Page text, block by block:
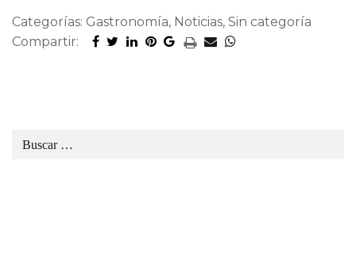
Categorías: Gastronomía, Noticias, Sin categoría
Compartir: